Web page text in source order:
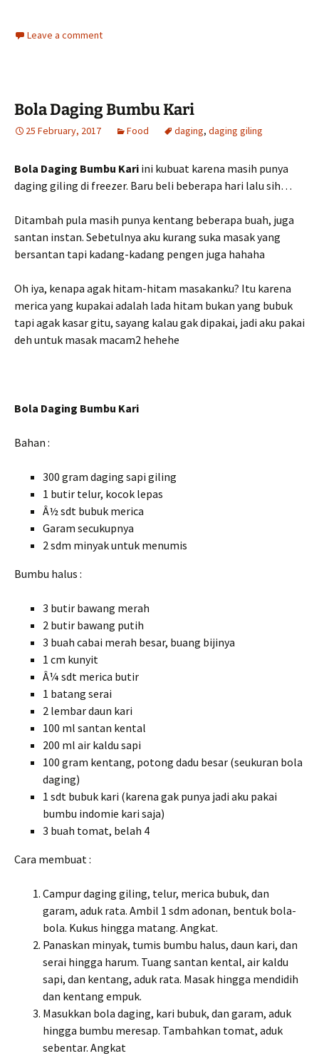
Leave a comment
Bola Daging Bumbu Kari
25 February, 2017 Food daging, daging giling
Bola Daging Bumbu Kari ini kubuat karena masih punya
daging giling di freezer. Baru beli beberapa hari lalu sih…
Ditambah pula masih punya kentang beberapa buah, juga
santan instan. Sebetulnya aku kurang suka masak yang
bersantan tapi kadang-kadang pengen juga hahaha
Oh iya, kenapa agak hitam-hitam masakanku? Itu karena
merica yang kupakai adalah lada hitam bukan yang bubuk
tapi agak kasar gitu, sayang kalau gak dipakai, jadi aku pakai
deh untuk masak macam2 hehehe
Bola Daging Bumbu Kari
Bahan :
300 gram daging sapi giling
1 butir telur, kocok lepas
Â½ sdt bubuk merica
Garam secukupnya
2 sdm minyak untuk menumis
Bumbu halus :
3 butir bawang merah
2 butir bawang putih
3 buah cabai merah besar, buang bijinya
1 cm kunyit
Â¼ sdt merica butir
1 batang serai
2 lembar daun kari
100 ml santan kental
200 ml air kaldu sapi
100 gram kentang, potong dadu besar (seukuran bola
daging)
1 sdt bubuk kari (karena gak punya jadi aku pakai
bumbu indomie kari saja)
3 buah tomat, belah 4
Cara membuat :
Campur daging giling, telur, merica bubuk, dan
garam, aduk rata. Ambil 1 sdm adonan, bentuk bola-
bola. Kukus hingga matang. Angkat.
Panaskan minyak, tumis bumbu halus, daun kari, dan
serai hingga harum. Tuang santan kental, air kaldu
sapi, dan kentang, aduk rata. Masak hingga mendidih
dan kentang empuk.
Masukkan bola daging, kari bubuk, dan garam, aduk
hingga bumbu meresap. Tambahkan tomat, aduk
sebentar. Angkat